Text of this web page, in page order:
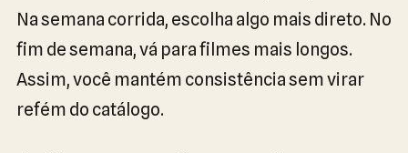
Na semana corrida, escolha algo mais direto. No
fim de semana, vá para filmes mais longos.
Assim, você mantém consistência sem virar
refém do catálogo.